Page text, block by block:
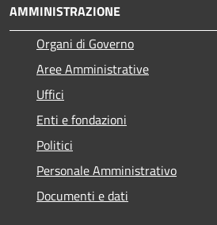
AMMINISTRAZIONE
Organi di Governo
Aree Amministrative
Uffici
Enti e fondazioni
Politici
Personale Amministrativo
Documenti e dati